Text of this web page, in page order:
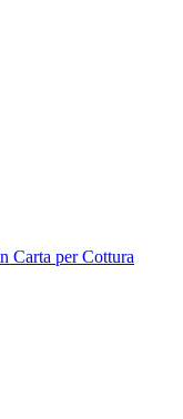
Carta per Cottura